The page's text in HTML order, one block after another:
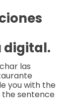
digital.
las
you with the
the sentence